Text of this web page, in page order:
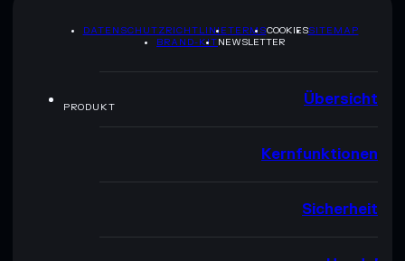
DATENSCHUTZRICHTLINIETERMSCOOKIESSITEMAP
BRAND-KITNEWSLETTER
PRODUKT Übersicht
Kernfunktionen
Sicherheit